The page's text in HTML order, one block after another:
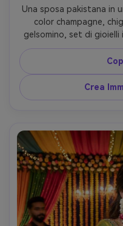
Una sposa pakistana in
color champagne,
gelsomino, set di gioielli
tinte pastello, in una
e bokeh, postura
f/1.8, flash morbido
incarnato valorizzato,
luce
Crea